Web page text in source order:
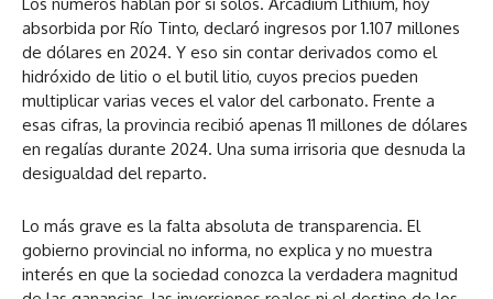
absorbida por Río Tinto, declaró ingresos por 1.107 millones
de dólares en 2024. Y eso sin contar derivados como el
hidróxido de litio o el butil litio, cuyos precios pueden
multiplicar varias veces el valor del carbonato. Frente a
esas cifras, la provincia recibió apenas 11 millones de dólares
en regalías durante 2024. Una suma irrisoria que desnuda la
desigualdad del reparto.
Lo más grave es la falta absoluta de transparencia. El
gobierno provincial no informa, no explica y no muestra
interés en que la sociedad conozca la verdadera magnitud